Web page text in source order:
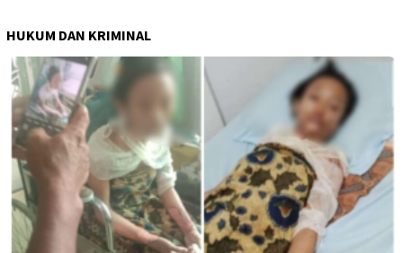
HUKUM DAN KRIMINAL